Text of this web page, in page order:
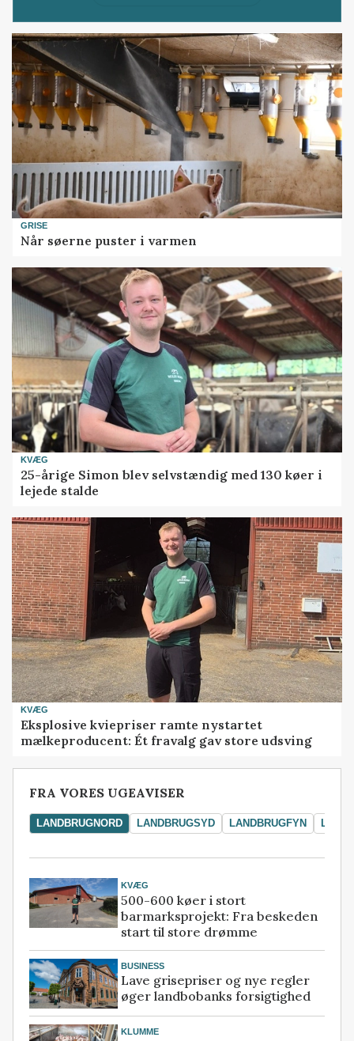
GRISE
Når søerne puster i varmen
KVÆG
25-årige Simon blev selvstændig med 130 køer i
lejede stalde
KVÆG
Eksplosive kviepriser ramte nystartet
mælkeproducent: Ét fravalg gav store udsving
FRA VORES UGEAVISER
LANDBRUGNORD LANDBRUGSYD LANDBRUGFYN
KVÆG
500-600 køer i stort
barmarksprojekt: Fra beskeden
start til store drømme
BUSINESS
Lave grisepriser og nye regler
øger landbobanks forsigtighed
KLUMME